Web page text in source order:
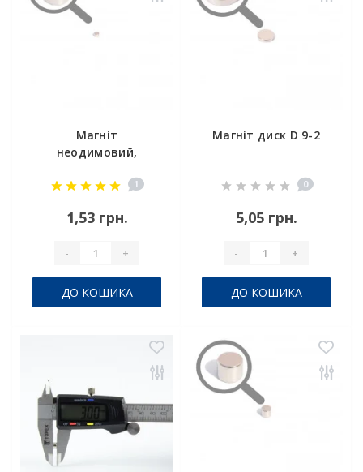
Магніт
неодимовий,
мм
1
1,53 грн.
- +
ДО КОШИКА
Магніт диск D 9-2
0
5,05 грн.
- +
ДО КОШИКА